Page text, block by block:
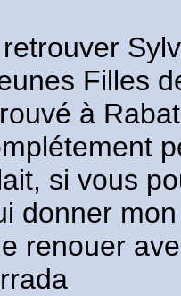
Filles
à
si vous
donner
renouer